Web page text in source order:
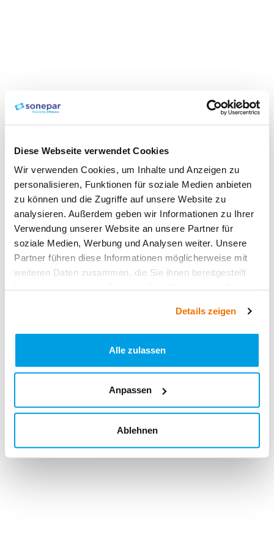
Diese Webseite verwendet Cookies
Wir verwenden Cookies, um Inhalte und Anzeigen zu
personalisieren, Funktionen für soziale Medien anbieten
zu können und die Zugriffe auf unsere Website zu
analysieren. Außerdem geben wir Informationen zu Ihrer
Verwendung unserer Website an unsere Partner für
soziale Medien, Werbung und Analysen weiter. Unsere
Partner führen diese Informationen möglicherweise mit
weiteren Daten zusammen, die Sie ihnen bereitgestellt
Details zeigen
Alle zulassen
Anpassen
Ablehnen